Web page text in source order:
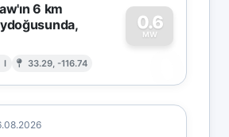
6 km
I 33.29, -116.74
0.6
MW
0